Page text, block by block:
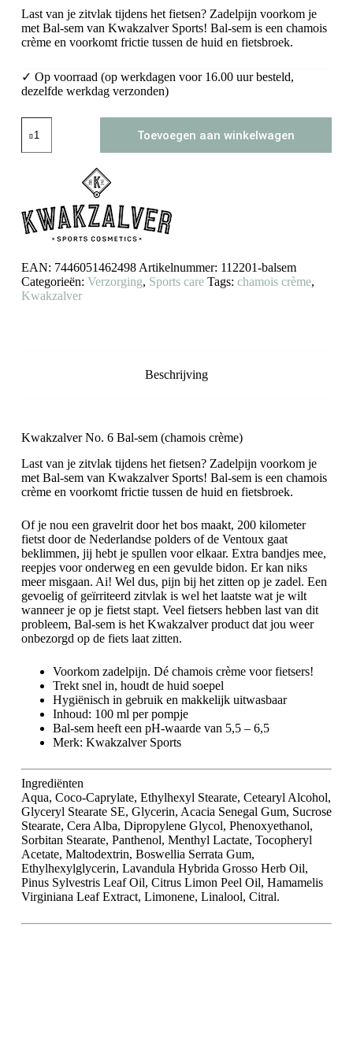
Last van je zitvlak tijdens het fietsen? Zadelpijn voorkom je
met Bal-sem van Kwakzalver Sports! Bal-sem is een chamois
crème en voorkomt frictie tussen de huid en fietsbroek.
✓ Op voorraad (op werkdagen voor 16.00 uur besteld,
dezelfde werkdag verzonden)
Bal-
sem
Toevoegen aan winkelwagen
EAN: 7446051462498 Artikelnummer: 112201-balsem
Categorieën: Verzorging, Sports care Tags: chamois crème,
Kwakzalver
Beschrijving
Kwakzalver No. 6 Bal-sem (chamois crème)
Last van je zitvlak tijdens het fietsen? Zadelpijn voorkom je
met Bal-sem van Kwakzalver Sports! Bal-sem is een chamois
crème en voorkomt frictie tussen de huid en fietsbroek.
Of je nou een gravelrit door het bos maakt, 200 kilometer
fietst door de Nederlandse polders of de Ventoux gaat
beklimmen, jij hebt je spullen voor elkaar. Extra bandjes mee,
reepjes voor onderweg en een gevulde bidon. Er kan niks
meer misgaan. Ai! Wel dus, pijn bij het zitten op je zadel. Een
gevoelig of geïrriteerd zitvlak is wel het laatste wat je wilt
wanneer je op je fietst stapt. Veel fietsers hebben last van dit
probleem, Bal-sem is het Kwakzalver product dat jou weer
onbezorgd op de fiets laat zitten.
Voorkom zadelpijn. Dé chamois crème voor fietsers!
Trekt snel in, houdt de huid soepel
Hygiënisch in gebruik en makkelijk uitwasbaar
Inhoud: 100 ml per pompje
Bal-sem heeft een pH-waarde van 5,5 – 6,5
Merk: Kwakzalver Sports
Ingrediënten
Aqua, Coco-Caprylate, Ethylhexyl Stearate, Cetearyl Alcohol,
Glyceryl Stearate SE, Glycerin, Acacia Senegal Gum, Sucrose
Stearate, Cera Alba, Dipropylene Glycol, Phenoxyethanol,
Sorbitan Stearate, Panthenol, Menthyl Lactate, Tocopheryl
Acetate, Maltodextrin, Boswellia Serrata Gum,
Ethylhexylglycerin, Lavandula Hybrida Grosso Herb Oil,
Pinus Sylvestris Leaf Oil, Citrus Limon Peel Oil, Hamamelis
Virginiana Leaf Extract, Limonene, Linalool, Citral.